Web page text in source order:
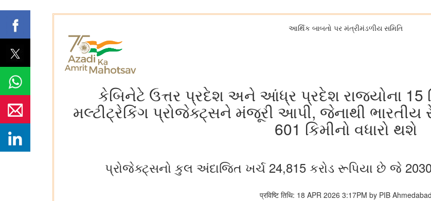
આર્થિક બાબતો પર મંત્રીમંડળીય સમિતિ
કેબિનેટે ઉત્તર પ્રદેશ અને આંધ્ર પ્રદેશ રાજ્યોના
મલ્ટીટ્રેકિંગ પ્રોજેક્ટ્સને મંજૂરી આપી, જેનાથી ભારતીય
601 કિમીનો વધારો થશે
પ્રોજેક્ટ્સનો કુલ અંદાજિત ખર્ચ 24,815 કરોડ રૂપિયા છે જે
प्रविष्टि तिथि: 18 APR 2026 3:17PM by PIB Ahmedabad